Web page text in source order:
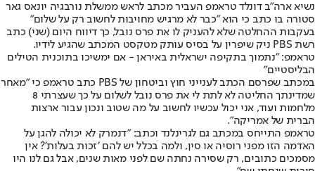
נשיא ארה״ב דונלד טראמפ העביר מכתב לראש ממשלת נורבגיה יונאס גאר
סטורה בו כתב כי הוא ״כבר לא מרגיש מחויבות לחשוב רק על שלום״
בעקבות ההחלטה שלא להעניק לו את פרס נובל, כך דיווח היום (שני) כתב
רשת PBS ניק שיפרין על בסיס עותק מטקסט המכתב שהגיע לידיו.
טראמפ: "נתמוך בתקיפה ישראלית באיראן - אם ימשיכו בתוכנית הטילים
הבליסטיים"
במכתב שפרסם הכתב לענייני חוץ וביטחון של PBS כתב טראמפ כי ״מאחר
שמדינתך החליטה לא לתת לי את פרס נובל לשלום על כך שעצרתי 8
מלחמות ועוד, אני יכול עכשיו לחשוב על מה שטוב ונכון עבור ארצות
הברית של אמריקה״.
טראמפ התייחס במכתב גם לגרינלנד וכתב: ״דנמרק לא יכולה להגן על
האדמה הזו מפני רוסיה או סין, ולמה בכלל יש להם ׳זכות בעלות׳? אין
מסמכים כתובים, רק שסירה נחתה שם לפני מאות שנים, אבל גם לנו היו